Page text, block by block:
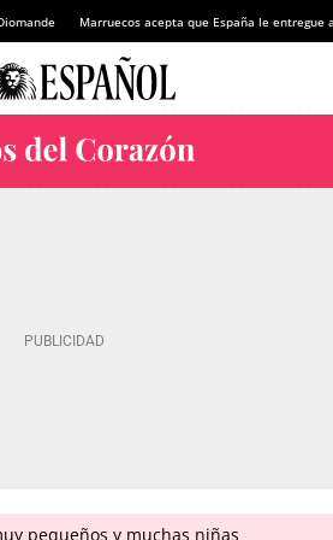
Marruecos acepta que España le entregue
pequeños y muchas niñas